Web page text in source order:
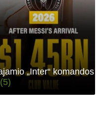
„Inter“ komandos
(5)